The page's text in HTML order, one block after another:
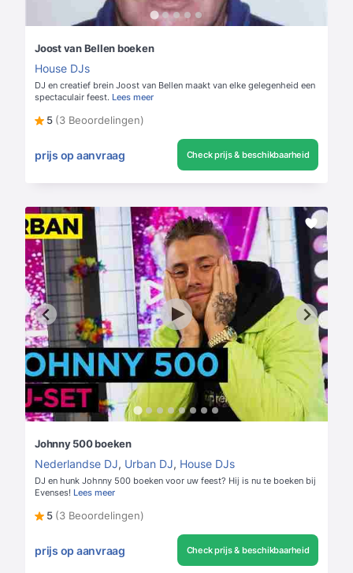
Joost van Bellen boeken
House DJs
DJ en creatief brein Joost van Bellen maakt van elke gelegenheid een
spectaculair feest. Lees meer
5 (3 Beoordelingen)
prijs op aanvraag Check prijs & beschikbaarheid
Johnny 500 boeken
Nederlandse DJ, Urban DJ, House DJs
DJ en hunk Johnny 500 boeken voor uw feest? Hij is nu te boeken bij
Evenses! Lees meer
5 (3 Beoordelingen)
prijs op aanvraag Check prijs & beschikbaarheid